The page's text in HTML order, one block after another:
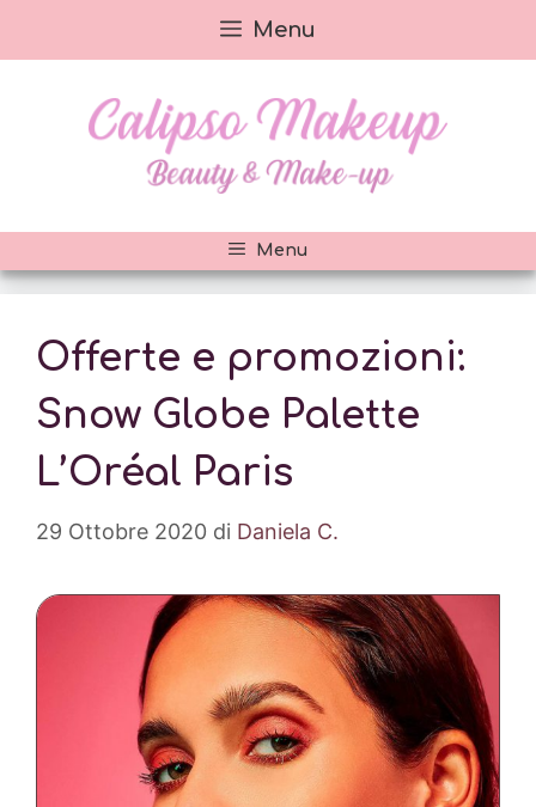
al
Menu
Menu
Offerte e promozioni:
Snow Globe Palette
L’Oréal Paris
29 Ottobre 2020 di Daniela C.